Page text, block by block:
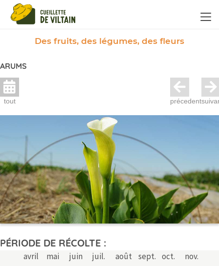
Des fruits, des légumes, des fleurs
ARUMS
tout précedent
PÉRIODE DE RÉCOLTE :
avril mai juin juil. août sept. oct. nov.
Panneau de gestion des cookies